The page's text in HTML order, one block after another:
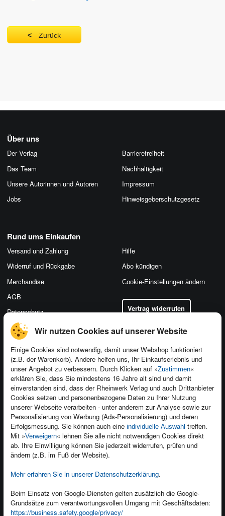
Wir nutzen Cookies auf unserer Website
Einige Cookies sind notwendig, damit unser Webshop funktioniert
(z.B. der Warenkorb). Andere helfen uns, Ihr Einkaufserlebnis und
unser Angebot zu verbessern. Durch Klicken auf »Zustimmen«
erklären Sie, dass Sie mindestens 16 Jahre alt sind und damit
einverstanden sind, dass der Rheinwerk Verlag und auch Drittanbieter
Cookies setzen und personenbezogene Daten zu Ihrer Nutzung
unserer Webseite verarbeiten - unter anderem zur Analyse sowie zur
Personalisierung von Werbung (Ads-Personalisierung) und deren
Erfolgsmessung. Sie können auch eine individuelle Auswahl treffen.
Mit »Verweigern« lehnen Sie alle nicht notwendigen Cookies direkt
ab. Ihre Einwilligung können Sie jederzeit widerrufen, prüfen und
ändern (z.B. im Fuß der Website).
Mehr erfahren Sie in unserer Datenschutzerklärung.
Beim Einsatz von Google-Diensten gelten zusätzlich die Google-
Grundsätze zum verantwortungsvollen Umgang mit Geschäftsdaten:
https://business.safety.google/privacy/
Zurück
Über uns
Der Verlag
Das Team
Unsere Autorinnen und Autoren
Jobs
Barrierefreiheit
Nachhaltigkeit
Impressum
Hinweis­geber­schutz­gesetz
Kontakt
Newsletter
Für Unternehmen
Presseservice
Dozentenservice
Produktfeedback
Foreign Rights
Ein Buch schreiben
Rund ums Einkaufen
Versand und Zahlung
Widerruf und Rückgabe
Merchandise
AGB
Datenschutz
Hilfe
Abo kündigen
Cookie-Einstellungen ändern
Vertrag widerrufen
Kundenservice
Wir sind gerne für Sie da!
service@rheinwerk-verlag.de